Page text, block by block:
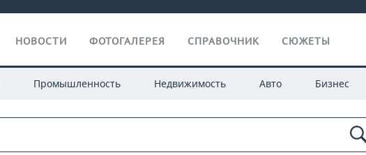
НОВОСТИ ФОТОГАЛЕРЕЯ СПРАВОЧНИК СЮЖЕТЫ
Промышленность Недвижимость Авто Бизнес